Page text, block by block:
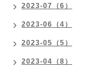
2023-07（6）
2023-06（4）
2023-05（5）
2023-04（8）